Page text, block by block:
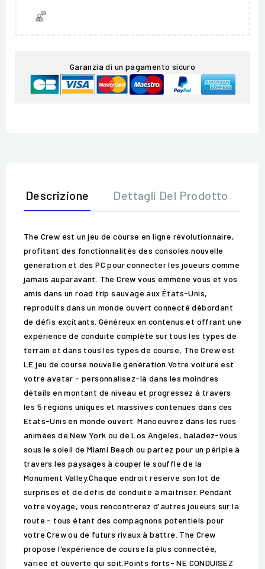
Garanzia di un pagamento sicuro
Descrizione Dettagli Del Prodotto
The Crew est un jeu de course en ligne révolutionnaire,
profitant des fonctionnalités des consoles nouvelle
génération et des PC pour connecter les joueurs comme
jamais auparavant. The Crew vous emmène vous et vos
amis dans un road trip sauvage aux États-Unis,
reproduits dans un monde ouvert connecté débordant
de défis excitants. Généreux en contenus et offrant une
expérience de conduite complète sur tous les types de
terrain et dans tous les types de course, The Crew est
LE jeu de course nouvelle génération.Votre voiture est
votre avatar - personnalisez-là dans les moindres
détails en montant de niveau et progressez à travers
les 5 régions uniques et massives contenues dans ces
Etats-Unis en monde ouvert. Manoeuvrez dans les rues
animées de New York ou de Los Angeles, baladez-vous
sous le soleil de Miami Beach ou partez pour un périple à
travers les paysages à couper le souffle de la
Monument Valley.Chaque endroit réserve son lot de
surprises et de défis de conduite à maitriser. Pendant
votre voyage, vous rencontrerez d'autres joueurs sur la
route - tous étant des compagnons potentiels pour
votre Crew ou de futurs rivaux à battre. The Crew
propose l'expérience de course la plus connectée,
variée et ouverte qui soit.Points forts- NE CONDUISEZ